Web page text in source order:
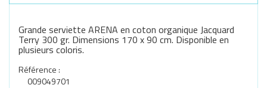
Grande serviette ARENA en coton organique Jacquard
Terry 300 gr. Dimensions 170 x 90 cm. Disponible en
plusieurs coloris.
Référence :
009049701